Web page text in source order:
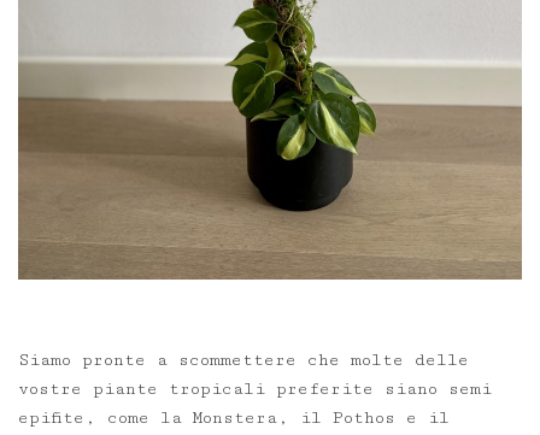
Siamo pronte a scommettere che molte delle
vostre piante tropicali preferite siano semi
epifite, come la Monstera, il Pothos e il